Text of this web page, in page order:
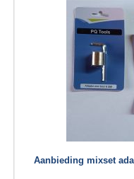
Aanbieding mixset